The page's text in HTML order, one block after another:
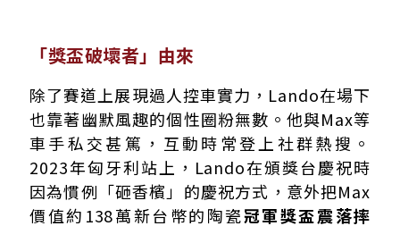
「獎盃破壞者」由來
除了賽道上展現過人控車實力，Lando在場下
也靠著幽默風趣的個性圈粉無數。他與Max等
車手私交甚篤，互動時常登上社群熱搜。
2023年匈牙利站上，Lando在頒獎台慶祝時
因為慣例「砸香檳」的慶祝方式，意外把Max
價值約138萬新台幣的陶瓷冠軍獎盃震落摔